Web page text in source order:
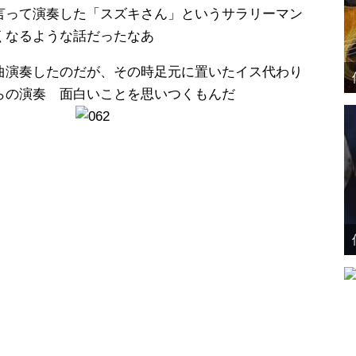
て演奏した「スズキさん」というサラリーマン
るような話だったなあ
奏したのだが、その時足元に置いたイス代わり
の演奏 面白いことを思いつくもんだ